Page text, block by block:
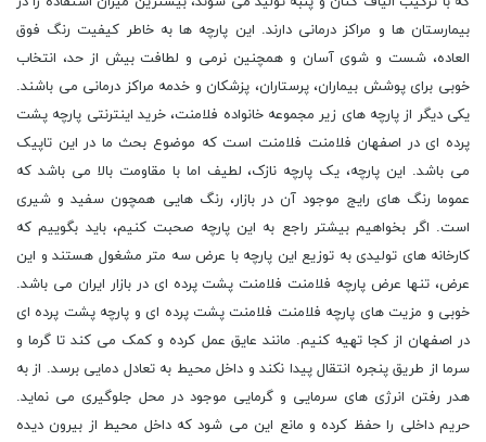
بیمارستان ها و مراکز درمانی دارند. این پارچه ها به خاطر کیفیت رنگ فوق
العاده، شست و شوی آسان و همچنین نرمی و لطافت بیش از حد، انتخاب
خوبی برای پوشش بیماران، پرستاران، پزشکان و خدمه مراکز درمانی می باشند.
یکی دیگر از پارچه های زیر مجموعه خانواده فلامنت، خرید اینترنتی پارچه پشت
پرده ای در اصفهان فلامنت فلامنت است که موضوع بحث ما در این تاپیک
می باشد. این پارچه، یک پارچه نازک، لطیف اما با مقاومت بالا می باشد که
عموما رنگ های رایج موجود آن در بازار، رنگ هایی همچون سفید و شیری
است. اگر بخواهیم بیشتر راجع به این پارچه صحبت کنیم، باید بگوییم که
کارخانه های تولیدی به توزیع این پارچه با عرض سه متر مشغول هستند و این
عرض، تنها عرض پارچه فلامنت فلامنت پشت پرده ای در بازار ایران می باشد.
خوبی و مزیت های پارچه فلامنت فلامنت پشت پرده ای و پارچه پشت پرده ای
در اصفهان از کجا تهیه کنیم. مانند عایق عمل کرده و کمک می کند تا گرما و
سرما از طریق پنجره انتقال پیدا نکند و داخل محیط به تعادل دمایی برسد. از به
هدر رفتن انرژی های سرمایی و گرمایی موجود در محل جلوگیری می نماید.
حریم داخلی را حفظ کرده و مانع این می شود که داخل محیط از بیرون دیده